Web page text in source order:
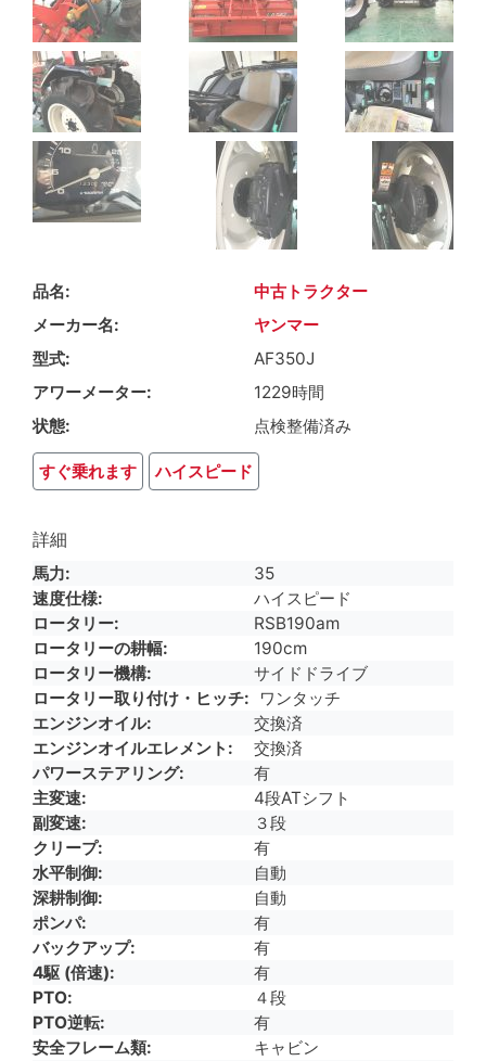
品名
中古トラクター
メーカー名
ヤンマー
型式
AF350J
アワーメーター
1229時間
状態
点検整備済み
すぐ乗れます ハイスピード
詳細
馬力
35
速度仕様
ハイスピード
ロータリー
RSB190am
ロータリーの耕幅
190cm
ロータリー機構
サイドドライブ
ロータリー取り付け・ヒッチ
ワンタッチ
エンジンオイル
交換済
エンジンオイルエレメント
交換済
パワーステアリング
有
主変速
4段ATシフト
副変速
３段
クリープ
有
水平制御
自動
深耕制御
自動
ポンパ
有
バックアップ
有
4駆 (倍速)
有
PTO
４段
PTO逆転
有
安全フレーム類
キャビン